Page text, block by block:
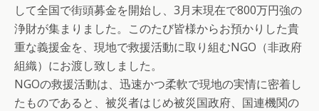
して全国で街頭募金を開始し、3月末現在で800万円強の
浄財が集まりました。このたび皆様からお預かりした貴
重な義援金を、現地で救援活動に取り組むNGO（非政府
組織）にお渡し致しました。
NGOの救援活動は、迅速かつ柔軟で現地の実情に密着し
たものであると、被災者はじめ被災国政府、国連機関の